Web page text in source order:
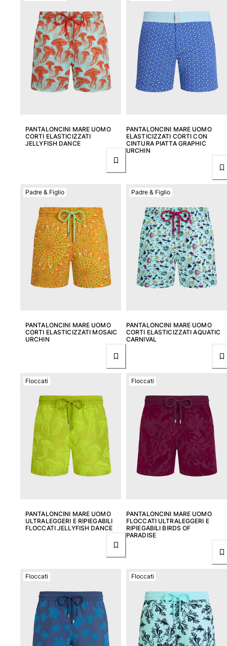
PANTALONCINI MARE UOMO
CORTI ELASTICIZZATI
JELLYFISH DANCE
PANTALONCINI MARE UOMO
ELASTICIZZATI CORTI CON
CINTURA PIATTA GRAPHIC
URCHIN
PANTALONCINI MARE UOMO
CORTI ELASTICIZZATI MOSAIC
URCHIN
Padre & Figlio
PANTALONCINI MARE UOMO
CORTI ELASTICIZZATI AQUATIC
CARNIVAL
Padre & Figlio
PANTALONCINI MARE UOMO
ULTRALEGGERI E RIPIEGABILI
FLOCCATI JELLYFISH DANCE
Floccati
PANTALONCINI MARE UOMO
FLOCCATI ULTRALEGGERI E
RIPIEGABILI BIRDS OF
PARADISE
Floccati
Floccati Floccati